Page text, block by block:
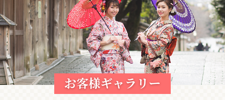
お客様ギャラリー